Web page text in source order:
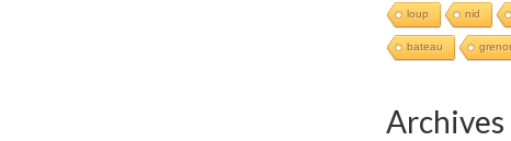
loup nid
bateau
Archives